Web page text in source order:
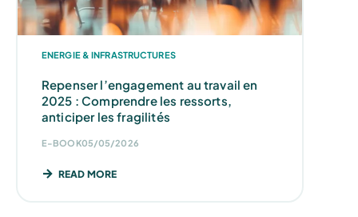
ENERGIE & INFRASTRUCTURES
Repenser l’engagement au travail en
2025 : Comprendre les ressorts,
anticiper les fragilités
E-BOOK05/05/2026
READ MORE